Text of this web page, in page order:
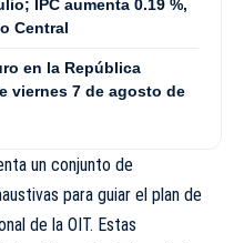
IPC aumenta 0.19 %,
Central
en la República
viernes 7 de agosto de
un conjunto de
para guiar el plan de
de la OIT. Estas